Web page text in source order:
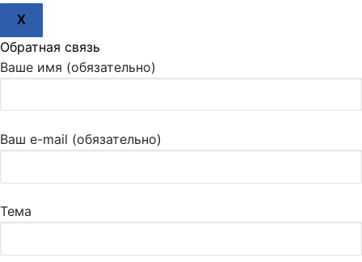
X
Обратная связь
Ваше имя (обязательно)
Ваш e-mail (обязательно)
Тема